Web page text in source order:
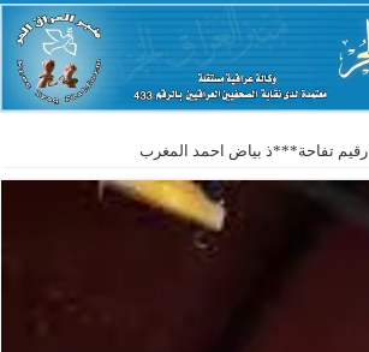
رقيم تفاحة***ذ بياض احمد المغرب